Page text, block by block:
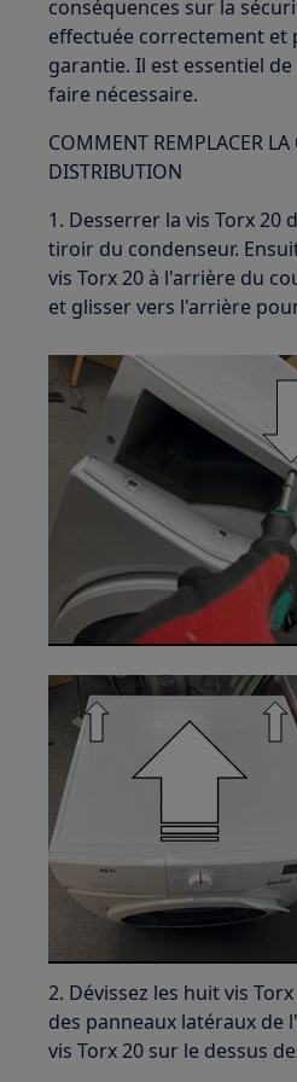
conséquences sur la
effectuée correctement et
garantie. Il est essentiel
faire nécessaire.
COMMENT REMPLACER LA
DISTRIBUTION
1. Desserrer la vis Torx 20
tiroir du condenseur.
vis Torx 20 à l'arrière du
et glisser vers l'arrière
2. Dévissez les huit vis
des panneaux latéraux de
vis Torx 20 sur le dessus